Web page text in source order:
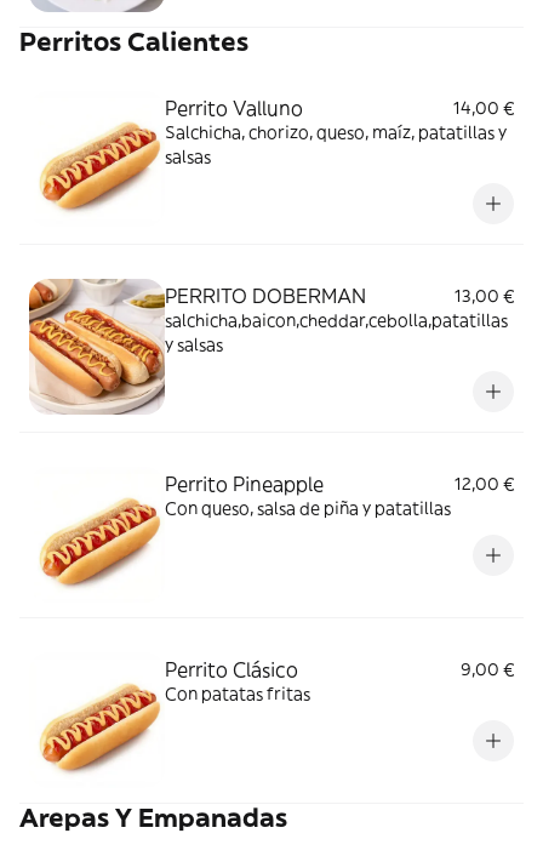
Perritos Calientes
Perrito Valluno
14,00 €
Salchicha, chorizo, queso, maíz, patatillas y
salsas
PERRITO DOBERMAN
13,00 €
salchicha,baicon,cheddar,cebolla,patatillas
y salsas
Perrito Pineapple
12,00 €
Con queso, salsa de piña y patatillas
Perrito Clásico
9,00 €
Con patatas fritas
Arepas Y Empanadas